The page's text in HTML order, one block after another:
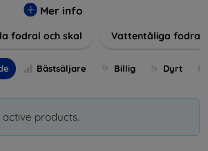
de tar hänsyn till användarnas
till din enhet. Våra fodral och skal är
också moderiktiga, vilket gör dem
Mer info
fodral och skal Vattentåliga fodral
Bästsäljare Billig Dyrt
products.